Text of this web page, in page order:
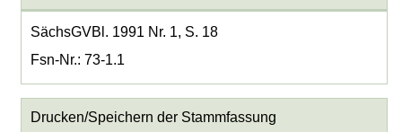
SächsGVBl. 1991 Nr. 1, S. 18
Fsn-Nr.: 73-1.1
Drucken/Speichern der Stammfassung